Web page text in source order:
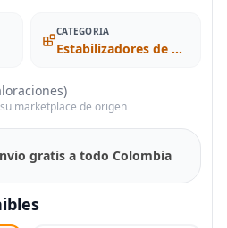
CATEGORIA
Estabilizadores de Mano
marketplace de origen
gratis a todo Colombia